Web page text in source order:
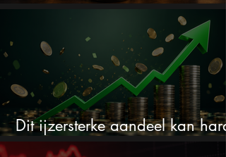
Dit ijzersterke aandeel kan hard
stijgen maar bijna niemand kijkt